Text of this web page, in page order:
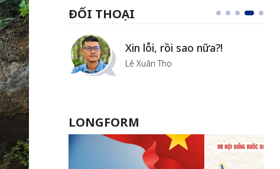
ĐỐI THOẠI
Vẻ đẹp của khoa học nhân
văn
Lưu Nguyệt Linh
LONGFORM